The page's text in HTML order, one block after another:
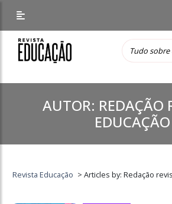
AUTOR: REDAÇÃO
EDUCAÇÃO
Revista Educação > Articles by: Redação